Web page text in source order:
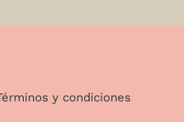
y condiciones